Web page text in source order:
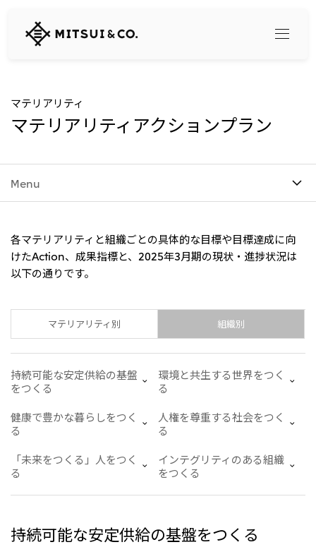
三
井
会
社
Search
トップ
パク質バリューチェーン
すべては、志からはじま
会社情報
トップ
社長メッセージ
三井物産について
三井物産の事業
経営理念
リーダーシップチーム・役員一覧
国内・海外拠点
事業本部紹介
三井物産のDX
三井物産の人材マネジメント
会社案内 会社紹介映像
リリース
What's New
重要なお知らせ
トピックス
2026年
2025年
2024年
2023年
2021年
2020年
2018年
2026.8.4 適時開示
サステナビリティ
サステナビリティ最新情報
トップコミットメント
Environment
Social
Governance
マテリアリティ
イニシアティブへの参画
三井物産の人材マネジメント
三井物産の森
「三井物産の森」LEAPアプローチ
投資家情報
トップ
IR最新情報
財務・業績情報
IR資料室
個人株主・投資家の皆様へ
IRカレンダー
IRサポート
トップ
グループ会社採用情報
トップ
マテリアリティ
マテリアリティアクションプラン
Menu
各マテリアリティと組織ごとの具体的な目標や目標達成に向
けたAction、成果指標と、2025年3月期の現状・進捗状況は
以下の通りです。
マテリアリティ別 組織別
持続可能な安定供給の基盤
をつくる
環境と共生する世界をつく
る
健康で豊かな暮らしをつく
る
人権を尊重する社会をつく
る
「未来をつくる」人をつく
る
インテグリティのある組織
をつくる
持続可能な安定供給の基盤をつくる